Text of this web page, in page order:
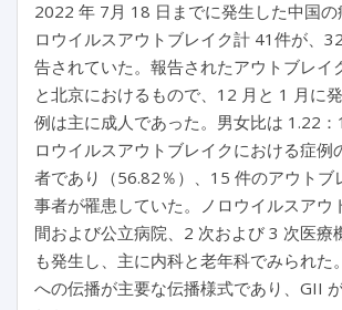
2022 年 7月 18 日までに発生した中国の
ロウイルスアウトブレイク計 41件が、
告されていた。報告されたアウトブレイ
と北京におけるもので、12 月と 1 月に
例は主に成人であった。男女比は 1.22：
ロウイルスアウトブレイクにおける症例
者であり（56.82％）、15 件のアウトブ
事者が罹患していた。ノロウイルスアウ
間および公立病院、2 次および 3 次医療
も発生し、主に内科と老年科でみられた
への伝播が主要な伝播様式であり、GII